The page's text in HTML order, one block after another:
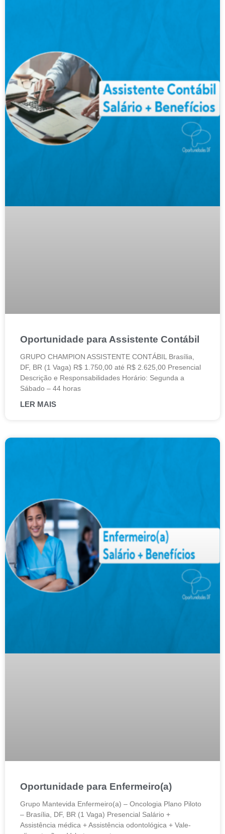
Oportunidade para Assistente Contábil
GRUPO CHAMPION ASSISTENTE CONTÁBIL Brasília,
DF, BR (1 Vaga) R$ 1.750,00 até R$ 2.625,00 Presencial
Descrição e Responsabilidades Horário: Segunda a
Sábado – 44 horas
LER MAIS
Oportunidade para Enfermeiro(a)
Grupo Mantevida Enfermeiro(a) – Oncologia Plano Piloto
– Brasília, DF, BR (1 Vaga) Presencial Salário +
Assistência médica + Assistência odontológica + Vale-